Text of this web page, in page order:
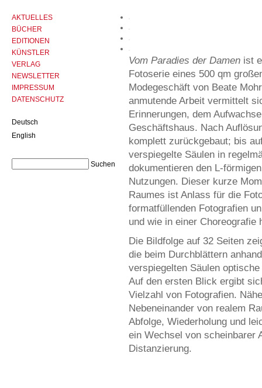
Vom Paradies der Damen ist
Fotoserie eines 500 qm
Modegeschäft von Beate
anmutende Arbeit vermittelt
Erinnerungen, dem
Geschäftshaus. Nach
komplett zurückgebaut; bis
verspiegelte Säulen in
dokumentieren den L-
Nutzungen. Dieser kurze
Raumes ist Anlass für die
formatfüllenden Fotografien
und wie in einer Choreografie
Die Bildfolge auf 32 Seiten
die beim Durchblättern
verspiegelten Säulen
Auf den ersten Blick ergibt
Vielzahl von Fotografien.
Nebeneinander von realem
Abfolge, Wiederholung und
ein Wechsel von scheinbarer
Distanzierung.
AKTUELLES
BÜCHER
EDITIONEN
KÜNSTLER
VERLAG
NEWSLETTER
IMPRESSUM
DATENSCHUTZ
Deutsch
English